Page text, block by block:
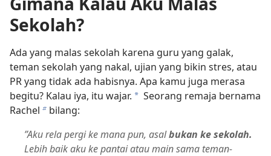
Sekolah?
Ada yang malas sekolah karena guru yang galak,
teman sekolah yang nakal, ujian yang bikin stres, atau
PR yang tidak ada habisnya. Apa kamu juga merasa
begitu? Kalau iya, itu wajar. a Seorang remaja bernama
Rachel b bilang:
”Aku rela pergi ke mana pun, asalbukan ke sekolah.
Lebih baik aku ke pantai atau main sama teman-